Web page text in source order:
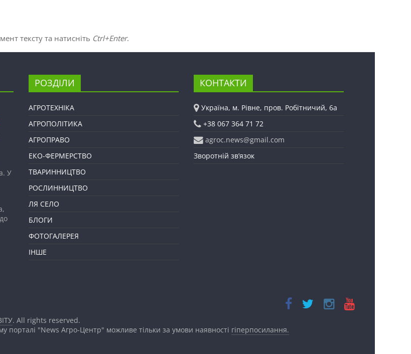
тексту та натисніть Ctrl+Enter.
У
РОЗДІЛИ
АГРОТЕХНІКА
АГРОПОЛІТИКА
АГРОПРАВО
ЕКО-ФЕРМЕРСТВО
ТВАРИННИЦТВО
РОСЛИННИЦТВО
ЛЯ СЕЛО
БЛОГИ
ФОТОГАЛЕРЕЯ
ІНШЕ
КОНТАКТИ
Україна, м. Рівне, пров. Робітничий, 6а
+38 067 364 71 72
agroc.news@gmail.com
Зворотній зв’язок
. All rights reserved.
порталі "News Агро-Центр" можливе тільки за умови наявності гіперпосилання.